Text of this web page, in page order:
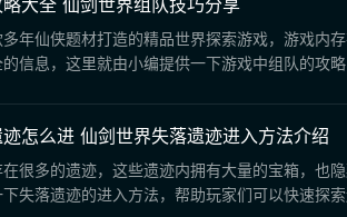
大全 仙剑世界组队技巧分享
年仙侠题材打造的精品世界探索游戏，游戏内
信息，这里就由小编提供一下游戏中组队的攻
怎么进 仙剑世界失落遗迹进入方法介绍
很多的遗迹，这些遗迹内拥有大量的宝箱，也
失落遗迹的进入方法，帮助玩家们可以快速探